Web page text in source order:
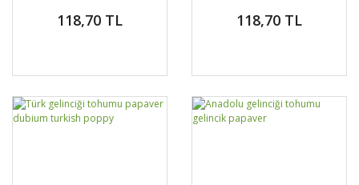
118,70 TL
flemish antique peony
118,70 TL